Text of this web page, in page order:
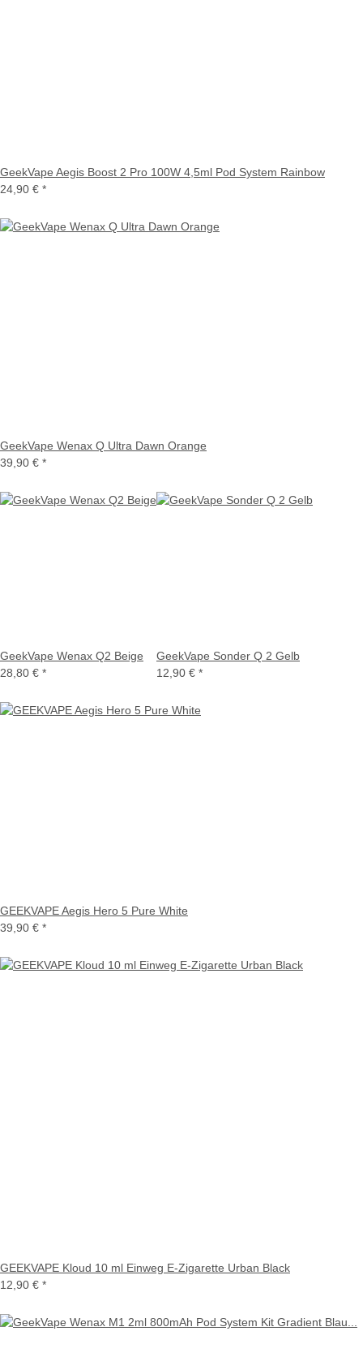
GeekVape Aegis Boost 2 Pro 100W 4,5ml Pod System Rainbow
24,90 € *
GeekVape Wenax Q Ultra Dawn Orange
39,90 € *
GeekVape Wenax Q2 Beige
28,80 € *
GeekVape Sonder Q 2 Gelb
12,90 € *
GEEKVAPE Aegis Hero 5 Pure White
39,90 € *
GEEKVAPE Kloud 10 ml Einweg E-Zigarette Urban Black
12,90 € *